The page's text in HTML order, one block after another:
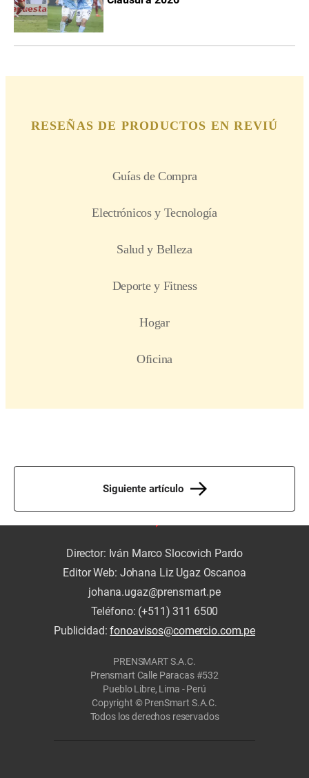
Siguiente artículo
Director: Iván Marco Slocovich Pardo
Editor Web: Johana Liz Ugaz Oscanoa
johana.ugaz@prensmart.pe
Teléfono: (+511) 311 6500
Publicidad:fonoavisos@comercio.com.pe
PRENSMART S.A.C.
Prensmart Calle Paracas #532
Pueblo Libre, Lima - Perú
Copyright © PrenSmart S.A.C.
Todos los derechos reservados